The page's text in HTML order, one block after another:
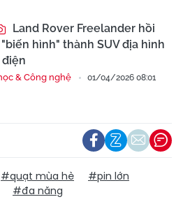
Land Rover Freelander hồi
hình" thành SUV địa hình
& Công nghệ 01/04/2026 08:01
#quạt mùa hè
#pin lớn
#đa năng